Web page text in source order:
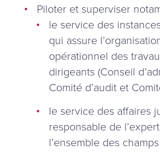
Piloter et superviser
le service des
qui assure
opérationnel des
dirigeants (Conseil
Comité d’audit et
le service des affaires
responsable de
l’ensemble des